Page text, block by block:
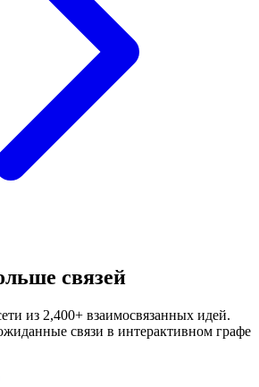
связей
из 2,400+ взаимосвязанных идей.
связи в интерактивном графе